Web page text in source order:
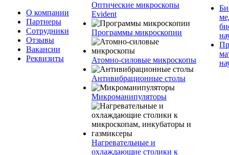
О компании
Партнеры
Сотрудники
Отзывы
Вакансии
Реквизиты
Оптические микроскопы
Evident
Программы микроскопии
Атомно-силовые микроскопы
Антивибрационные столы
Микроманипуляторы
Нагревательные и
охлаждающие столики к